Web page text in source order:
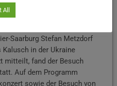
besucht neuen
Saarburg Stefan Metzdorf
Kalusch in der Ukraine
mitteilt, fand der Besuch
Auf dem Programm
sowie der Besuch von
All